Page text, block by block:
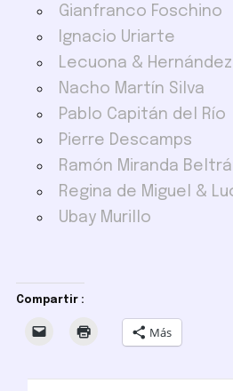
Gianfranco Foschino
Ignacio Uriarte
Lecuona & Hernández
Nacho Martín Silva
Pablo Capitán del Río
Pierre Descamps
Ramón Miranda
Regina de Miguel &
Ubay Murillo
Compartir :
Más